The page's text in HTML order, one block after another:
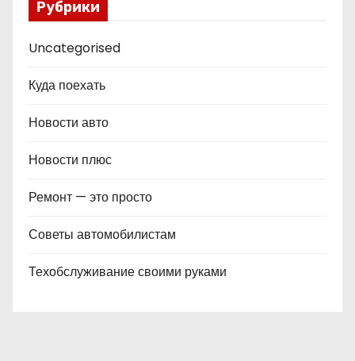
Рубрики
Uncategorised
Куда поехать
Новости авто
Новости плюс
Ремонт — это просто
Советы автомобилистам
Техобслуживание своими руками